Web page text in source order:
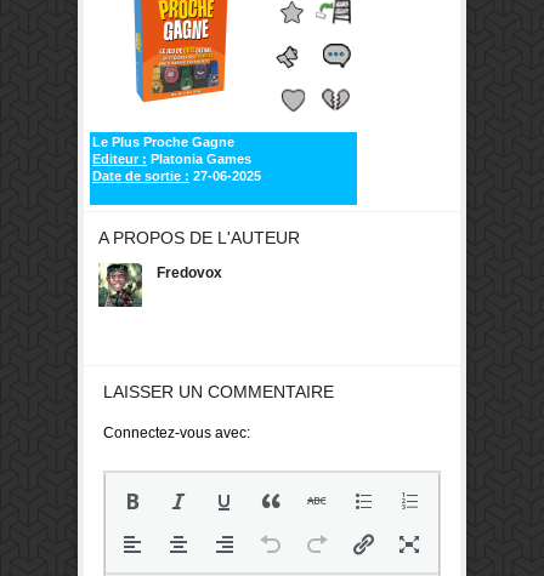
Le Plus Proche Gagne
Editeur : Platonia Games
Date de sortie : 27-06-2025
A PROPOS DE L'AUTEUR
Fredovox
LAISSER UN COMMENTAIRE
Connectez-vous avec: